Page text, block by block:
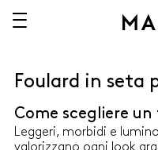
Foulard in seta
Come scegliere
Leggeri, morbidi e
valorizzano ogni look
150€ OLTRE 150€